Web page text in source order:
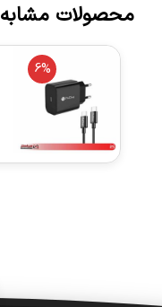
محصولات مشابه
6%